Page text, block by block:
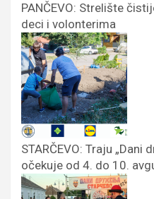
PANČEVO: Strelište
deci i volonterima
STARČEVO: Traju „Dani
očekuje od 4. do 10.